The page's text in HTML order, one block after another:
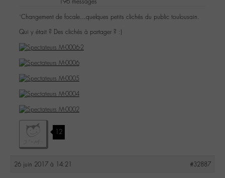
`Changement de focale…quelques petits clichés du public toulousain.
Qui y était ? Des clichés à partager ? :)
12
26 juin 2017 à 14:21 #32887